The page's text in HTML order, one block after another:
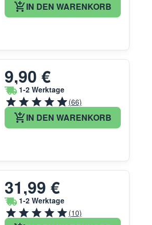
IN DEN WARENKORB
9,90 €
1-2 Werktage
(66)
IN DEN WARENKORB
31,99 €
1-2 Werktage
(10)